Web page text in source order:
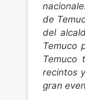
de
del
Temuco
Temuco
recintos
gran